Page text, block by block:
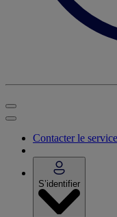
Contacter le
S’identifier